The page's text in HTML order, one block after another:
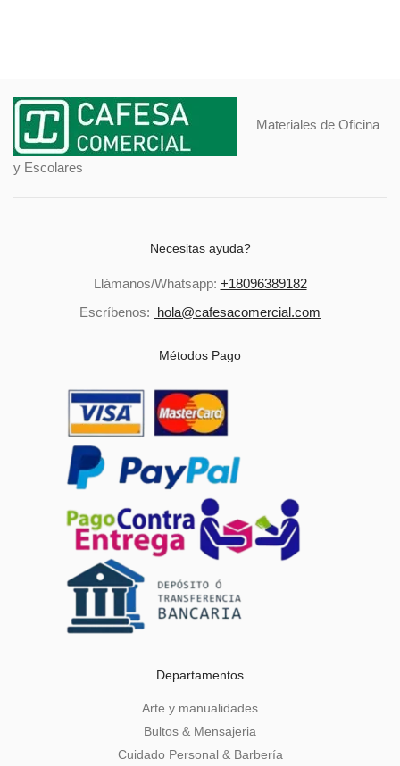
Materiales de Oficina
y Escolares
Necesitas ayuda?
Llámanos/Whatsapp: +18096389182
Escríbenos: hola@cafesacomercial.com
Métodos Pago
Departamentos
Arte y manualidades
Bultos & Mensajeria
Cuidado Personal & Barbería